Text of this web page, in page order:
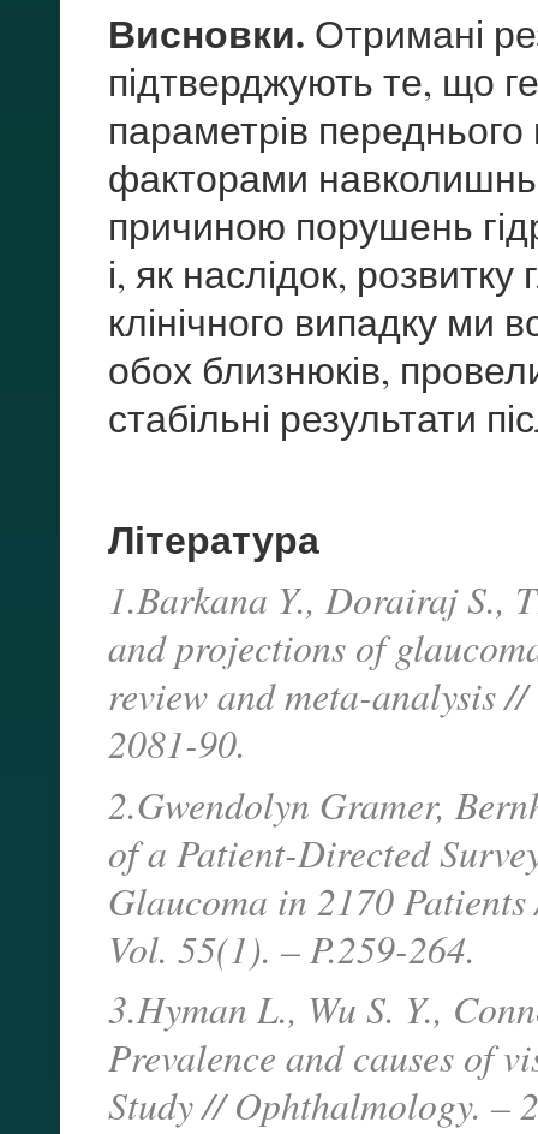
Висновки. Отримані
підтверджують те, що
параметрів переднього
факторами
причиною порушень
і, як наслідок,
клінічного випадку ми
обох близнюків,
стабільні результати
Література
1.Barkana Y., Dorairaj S.,
and projections of
review and meta-analysis
2081-90.
2.Gwendolyn Gramer,
of a Patient-Directed
Glaucoma in 2170
Vol. 55(1). – P.259-264.
3.Hyman L., Wu S. Y.,
Prevalence and causes of
Study // Ophthalmology. –